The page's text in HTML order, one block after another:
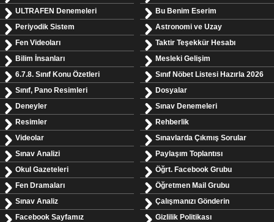
ULTRAFEN Denemeleri
Periyodik Sistem
Fen Videoları
Bilim İnsanları
6.7.8. Sınıf Konu Özetleri
Sınıf, Pano Resimleri
Deneyler
Resimler
Videolar
Sınav Analizi
Okul Gazeteleri
Fen Dramaları
Sınav Analiz
Facebook Sayfamız
Bu Benim Eserim
Astronomi ve Uzay
Taktir Teşekkür Hesabı
Mesleki Gelişim
Sınıf Nöbet Listesi Hazırla 2026
Dosyalar
Sınav Denemeleri
Rehberlik
Sınavlarda Çıkmış Sorular
Paylaşım Toplantısı
Öğrt. Facebook Grubu
Öğretmen Mail Grubu
Çalışmanızı Gönderin
Gizlilik Politikası